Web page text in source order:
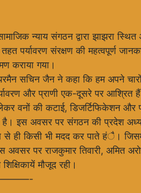
न्याय संगठन द्वारा झाझरा
तहत पर्यावरण संरक्षण की महत्वपूर्ण
कराया गया।
सचिन जैन ने कहा कि हम अपने
और प्राणी एक-दूसरे पर
वनों की कटाई, डिजर्टिफिकेशन
है। इस अवसर पर संगठन की प्रदेश
से ही किसी भी मदद कर पाते हंै।
पर राजकुमार तिवारी, अमित
मौजूद रही।